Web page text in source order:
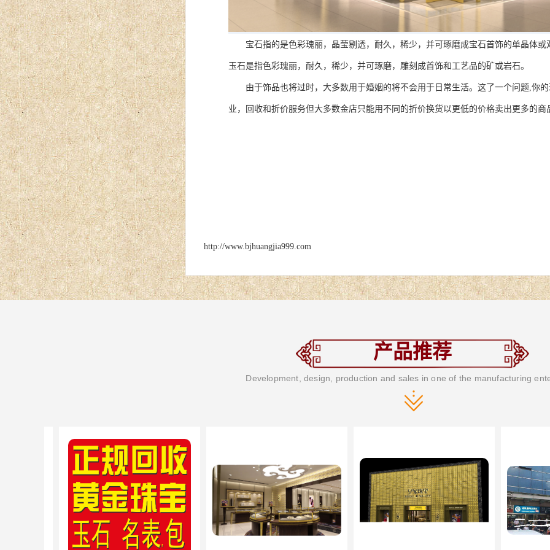
宝石指的是色彩瑰丽，晶莹剔透，耐久，稀少，并可琢磨成宝石首饰的单晶体或
玉石是指色彩瑰丽，耐久，稀少，并可琢磨，雕刻成首饰和工艺品的矿或岩石。
由于饰品也将过时，大多数用于婚姻的将不会用于日常生活。这了一个问题,你的
业，回收和折价服务但大多数金店只能用不同的折价换货以更低的价格卖出更多的商
http://www.bjhuangjia999.com
产品推荐
Development, design, production and sales in one of the manufacturing